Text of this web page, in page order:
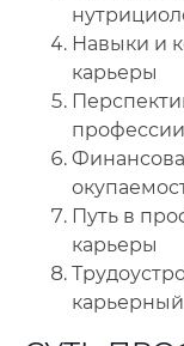
Навыки и
карьеры
Путь в
карьеры